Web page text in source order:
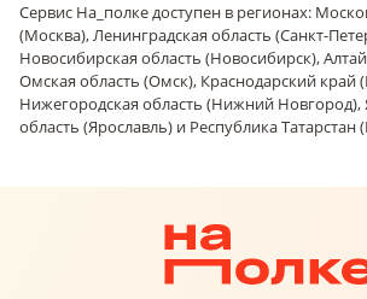
Сервис На_полке доступен в регионах:
(Москва), Ленинградская область (Санкт-
Новосибирская область (Новосибирск),
Омская область (Омск), Краснодарский край
Нижегородская область (Нижний Новгород),
область (Ярославль) и Республика Татарстан